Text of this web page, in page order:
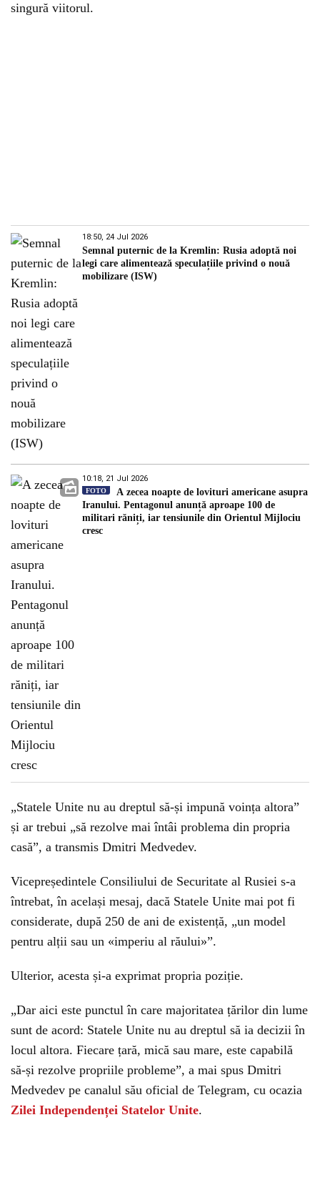
singură viitorul.
18:50, 24 Jul 2026
Semnal puternic de la Kremlin: Rusia adoptă noi
legi care alimentează speculațiile privind o nouă
mobilizare (ISW)
10:18, 21 Jul 2026
FOTO
A zecea noapte de lovituri americane asupra
Iranului. Pentagonul anunță aproape 100 de
militari răniți, iar tensiunile din Orientul Mijlociu
cresc
„Statele Unite nu au dreptul să-și impună voința altora”
și ar trebui „să rezolve mai întâi problema din propria
casă”, a transmis Dmitri Medvedev.
Vicepreședintele Consiliului de Securitate al Rusiei s-a
întrebat, în același mesaj, dacă Statele Unite mai pot fi
considerate, după 250 de ani de existență, „un model
pentru alții sau un «imperiu al răului»”.
Ulterior, acesta și-a exprimat propria poziție.
„Dar aici este punctul în care majoritatea țărilor din lume
sunt de acord: Statele Unite nu au dreptul să ia decizii în
locul altora. Fiecare țară, mică sau mare, este capabilă
să-și rezolve propriile probleme”, a mai spus Dmitri
Medvedev pe canalul său oficial de Telegram, cu ocazia
Zilei Independenței Statelor Unite.